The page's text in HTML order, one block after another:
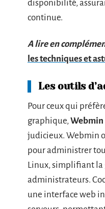
disponibilité,
continue.
A lire en
les techniques et
Les outils
Pour ceux qui
graphique, Webmin
judicieux. Webmin
pour administrer
Linux, simplifiant la
administrateurs.
une interface web